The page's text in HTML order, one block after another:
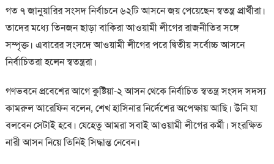
গত ৭ জানুয়ারির সংসদ নির্বাচনে ৬২টি আসনে জয় পেয়েছেন স্বতন্ত্র প্রার্থীরা।
তাদের মধ্যে তিনজন ছাড়া বাকিরা আওয়ামী লীগের রাজনীতির সঙ্গে
সম্পৃক্ত। এবারের সংসদে আওয়ামী লীগের পরে দ্বিতীয় সর্বোচ্চ আসনে
নির্বাচিতরা হলেন স্বতন্ত্ররা।
গণভবনে প্রবেশের আগে কুষ্টিয়া-২ আসন থেকে নির্বাচিত স্বতন্ত্র সংসদ সদস্য
কামরুল আরেফিন বলেন, শেখ হাসিনার নির্দেশের অপেক্ষায় আছি। উনি যা
বলবেন সেটাই হবে। যেহেতু আমরা সবাই আওয়ামী লীগের কর্মী। সংরক্ষিত
নারী আসন নিয়ে তিনিই সিদ্ধান্ত নেবেন।